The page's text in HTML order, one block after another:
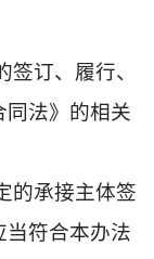
订、履行、
同法》的相关
承接主体签
当符合本办法